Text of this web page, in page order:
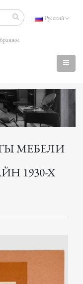
Русский
МЕБЕЛИ
1930-Х